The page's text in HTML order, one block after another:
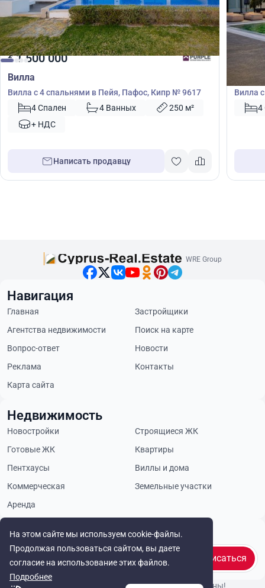
€1 500 000
Вилла
Вилла с 4 спальнями в Пейя, Пафос, Кипр № 9617
4 Спален
4 Ванных
250 м²
+ НДС
Написать продавцу
2
Вилла
Вилла
417284
На этом сайте мы используем cookie-файлы.
Продолжая пользоваться сайтом, вы даете
согласие на использование этих файлов.
Подробнее
WRE Group
Будьте в курсе
Подписаться
Навигация
Главная
Застройщики
Агентства недвижимости
Поиск на карте
Вопрос-ответ
Новости
Реклама
Контакты
Карта сайта
Недвижимость
Новостройки
Строящиеся ЖК
Готовые ЖК
Квартиры
Пентхаусы
Виллы и дома
Коммерческая
Земельные участки
Аренда
© Cyprus Realestate 2026. Все права защищены!